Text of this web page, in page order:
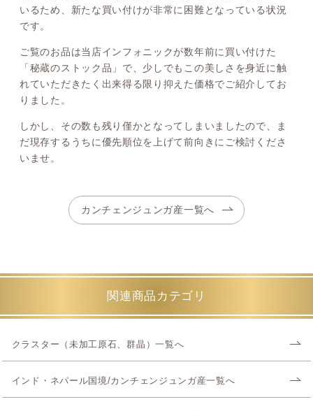
いるため、新たな買い付けが非常に困難となっている状況
です。
ご覧のお品は当店インフォニックが数年前に買い付けた
「秘蔵のストック品」で、少しでもこの美しさを身近に触
れていただきたく出来得る限り抑えた価格でご紹介してお
りました。
しかし、その数も残り僅かとなってしまいましたので、ま
だ現存するうちに優先順位を上げて前向きにご検討くださ
いませ。
カンチェンジュンガ産一覧へ
関連商品カテゴリ
クラスター（未加工原石、群晶）一覧へ
インド・ネパール国境/カンチェンジュンガ産一覧へ